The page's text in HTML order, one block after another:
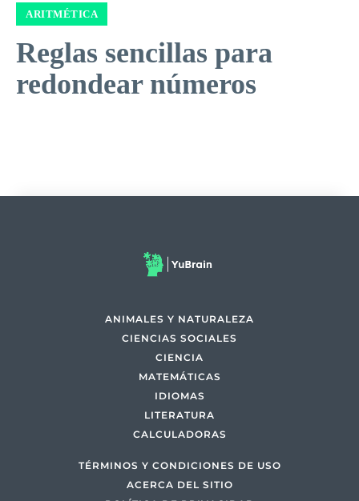
ARITMÉTICA
Reglas sencillas para
redondear números
ANIMALES Y NATURALEZA
CIENCIAS SOCIALES
CIENCIA
MATEMÁTICAS
IDIOMAS
LITERATURA
CALCULADORAS
TÉRMINOS Y CONDICIONES DE USO
ACERCA DEL SITIO